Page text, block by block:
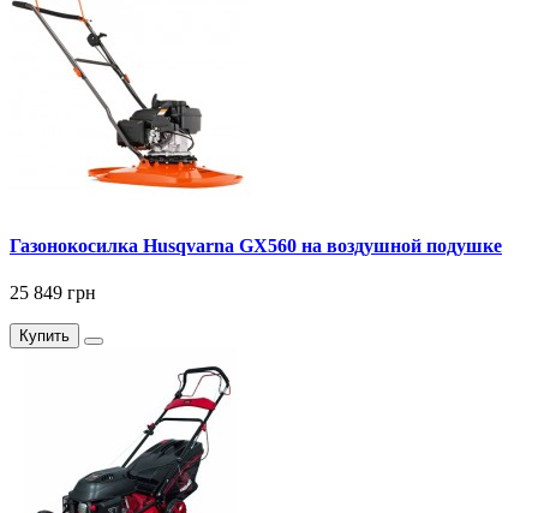
Газонокосилка Husqvarna GX560 на воздушной подушке
25 849 грн
Купить